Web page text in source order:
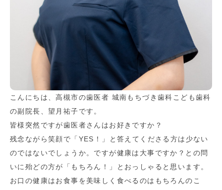
こんにちは、高槻市の歯医者 城南もちづき歯科こども歯科
の副院長、望月祐子です。
皆様突然ですが歯医者さんはお好きですか？
残念ながら笑顔で「YES！」と答えてくださる方は少ない
のではないでしょうか。ですが健康は大事ですか？との問
いに殆どの方が「もちろん！」とおっしゃると思います。
お口の健康はお食事を美味しく食べるのはもちろんのこ